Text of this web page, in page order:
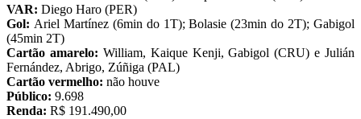
VAR: Diego Haro (PER)
Gol: Ariel Martínez (6min do 1T); Bolasie (23min do 2T); Gabigol
(45min 2T)
Cartão amarelo: William, Kaique Kenji, Gabigol (CRU) e Julián
Fernández, Abrigo, Zúñiga (PAL)
Cartão vermelho: não houve
Público: 9.698
Renda: R$ 191.490,00